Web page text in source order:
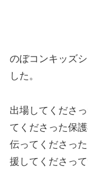
のぼコンキッズ
した。
出場してくださ
てくださった保
伝ってくださっ
援してくださっ